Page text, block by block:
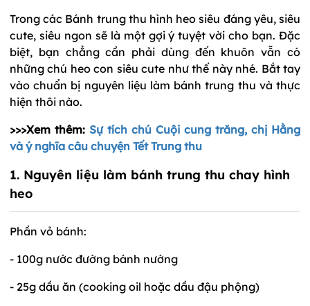
Trong các Bánh trung thu hình heo siêu đáng yêu, siêu
cute, siêu ngon sẽ là một gợi ý tuyệt vời cho bạn. Đặc
biệt, bạn chẳng cần phải dùng đến khuôn vẫn có
những chú heo con siêu cute như thế này nhé. Bắt tay
vào chuẩn bị nguyên liệu làm bánh trung thu và thực
hiện thôi nào.
>>>Xem thêm: Sự tích chú Cuội cung trăng, chị Hằng
và ý nghĩa câu chuyện Tết Trung thu
1. Nguyên liệu làm bánh trung thu chay hình
heo
Phần vỏ bánh:
- 100g nước đường bánh nướng
- 25g dầu ăn (cooking oil hoặc dầu đậu phộng)